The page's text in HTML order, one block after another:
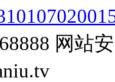
网站